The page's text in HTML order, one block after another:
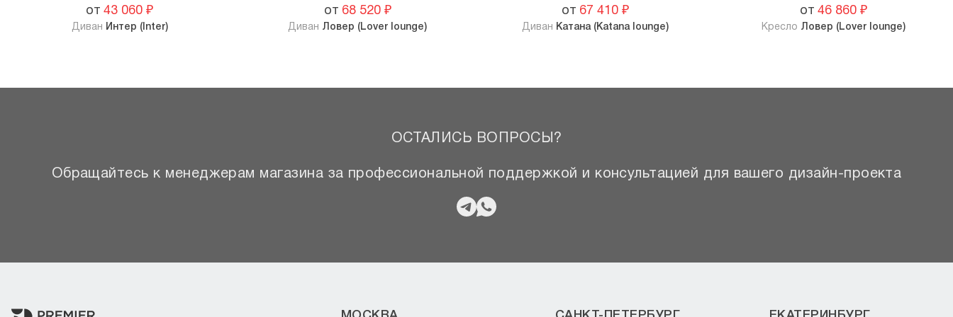
от 43 060 ₽
Диван Интер (Inter)
от 68 520₽
Диван Ловер (Lover lounge)
от 67 410 ₽
Диван Катана (Katana lounge)
от 46 860₽
Кресло Ловер (Lover lounge)
ОСТАЛИСЬ ВОПРОСЫ?
Обращайтесь к менеджерам магазина за профессиональной поддержкой и консультацией для вашего дизайн-проекта